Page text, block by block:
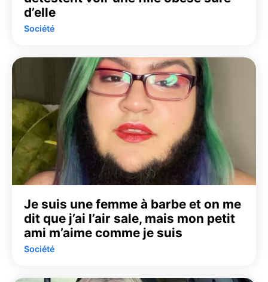
d’elle
Société
Je suis une femme à barbe et on me
dit que j’ai l’air sale, mais mon petit
ami m’aime comme je suis
Société